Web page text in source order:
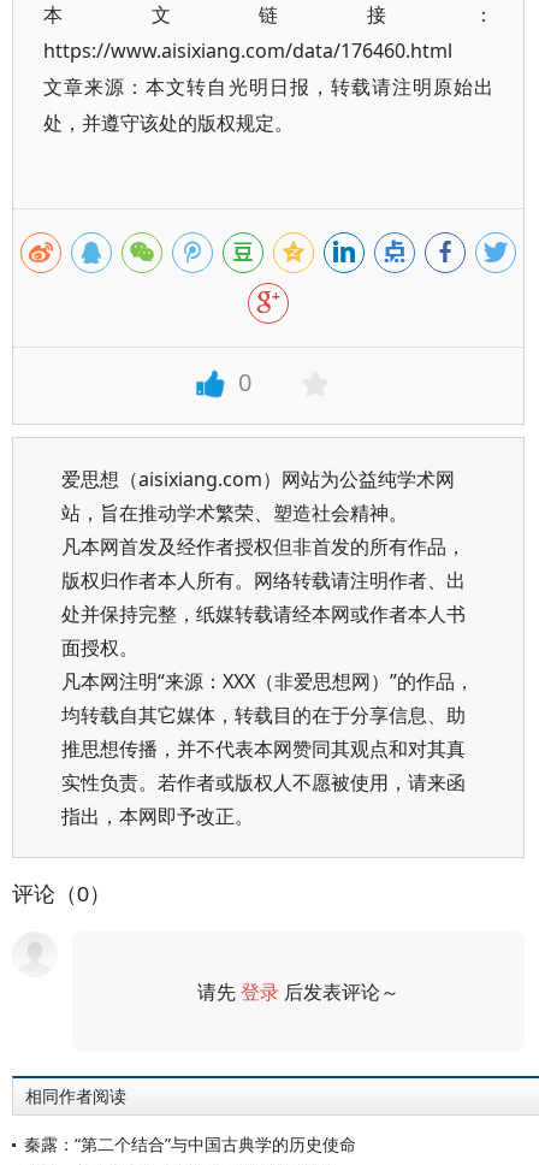
本文链接：
https://www.aisixiang.com/data/176460.html
文章来源：本文转自光明日报，转载请注明原始出
处，并遵守该处的版权规定。
0
爱思想（aisixiang.com）网站为公益纯学术网
站，旨在推动学术繁荣、塑造社会精神。
凡本网首发及经作者授权但非首发的所有作品，
版权归作者本人所有。网络转载请注明作者、出
处并保持完整，纸媒转载请经本网或作者本人书
面授权。
凡本网注明“来源：XXX（非爱思想网）”的作品，
均转载自其它媒体，转载目的在于分享信息、助
推思想传播，并不代表本网赞同其观点和对其真
实性负责。若作者或版权人不愿被使用，请来函
指出，本网即予改正。
评论（0）
请先登录 后发表评论～
相同作者阅读
秦露：“第二个结合”与中国古典学的历史使命